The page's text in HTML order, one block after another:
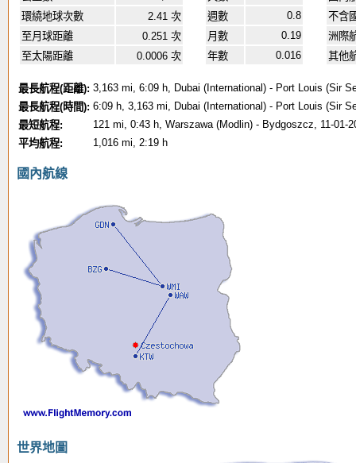
環繞地球次數
2.41 次
至月球距離
0.251 次
至太陽距離
0.0006 次
週數
0.8
月數
0.19
年數
0.016
不含
洲際
其他
最長航程(距離): 3,163 mi, 6:09 h, Dubai (International) - Port Louis (Sir
最長航程(時間): 6:09 h, 3,163 mi, Dubai (International) - Port Louis (Sir
最短航程:
121 mi, 0:43 h, Warszawa (Modlin) - Bydgoszcz, 11-01-
平均航程:
1,016 mi, 2:19 h
國內航線
世界地圖